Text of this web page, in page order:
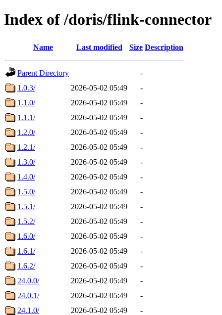
Index of /doris/flink-connector
Name Last modified Size Description
Parent Directory
-
1.0.3/
2026-05-02 05:49
-
1.1.0/
2026-05-02 05:49
-
1.1.1/
2026-05-02 05:49
-
1.2.0/
2026-05-02 05:49
-
1.2.1/
2026-05-02 05:49
-
1.3.0/
2026-05-02 05:49
-
1.4.0/
2026-05-02 05:49
-
1.5.0/
2026-05-02 05:49
-
1.5.1/
2026-05-02 05:49
-
1.5.2/
2026-05-02 05:49
-
1.6.0/
2026-05-02 05:49
-
1.6.1/
2026-05-02 05:49
-
1.6.2/
2026-05-02 05:49
-
24.0.0/
2026-05-02 05:49
-
24.0.1/
2026-05-02 05:49
-
24.1.0/
2026-05-02 05:49
-